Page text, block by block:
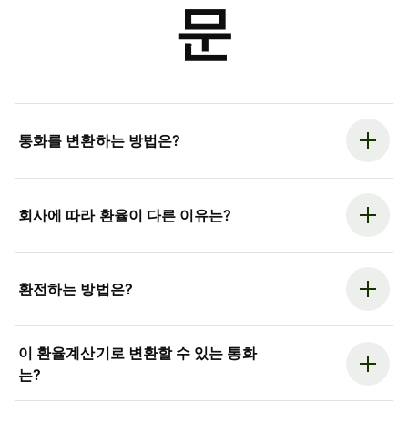
문
통화를 변환하는 방법은?
회사에 따라 환율이 다른 이유는?
환전하는 방법은?
이 환율계산기로 변환할 수 있는 통화
는?